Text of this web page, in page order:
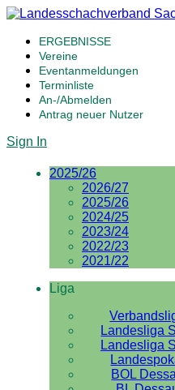
ERGEBNISSE
Vereine
Eventanmeldungen
Terminliste
An-/Abmelden
Antrag neuer Nutzer
Sign In
2025/26
2026/27
2025/26
2024/25
2023/24
2022/23
2021/22
Liga
Landesliga
Landesliga
BOL